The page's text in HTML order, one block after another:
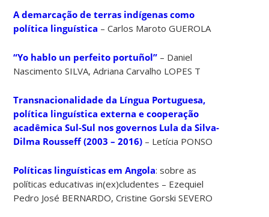
A demarcação de terras indígenas como
política linguística – Carlos Maroto GUEROLA
“Yo hablo un perfeito portuñol” – Daniel
Nascimento SILVA, Adriana Carvalho LOPES T
Transnacionalidade da Língua Portuguesa,
política linguística externa e cooperação
acadêmica Sul-Sul nos governos Lula da Silva-
Dilma Rousseff (2003 – 2016) – Letícia PONSO
Políticas linguísticas em Angola: sobre as
políticas educativas in(ex)cludentes – Ezequiel
Pedro José BERNARDO, Cristine Gorski SEVERO